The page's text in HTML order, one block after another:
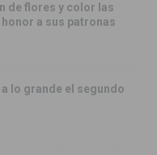
de flores y color las
a sus patronas
a lo grande el segundo